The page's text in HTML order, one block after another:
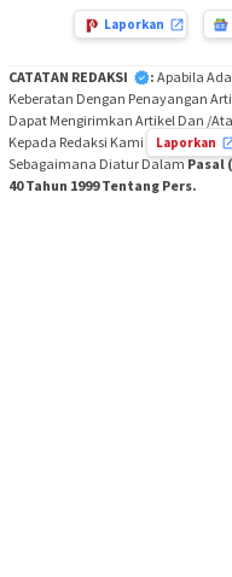
Laporkan
CATATAN REDAKSI : Apabila
Keberatan Dengan Penayangan
Dapat Mengirimkan Artikel Dan /
Kepada Redaksi Kami
Laporkan
Sebagaimana Diatur DalamPasal
40 Tahun 1999 Tentang Pers.